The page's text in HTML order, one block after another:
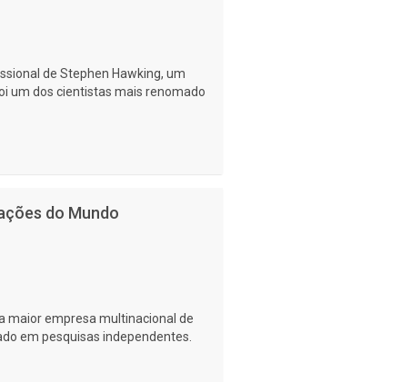
de Stephen Hawking, um
um dos cientistas mais renomado
do Mundo
maior empresa multinacional de
em pesquisas independentes.